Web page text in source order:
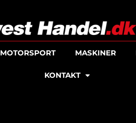
MOTORSPORT MASKINER
KONTAKT